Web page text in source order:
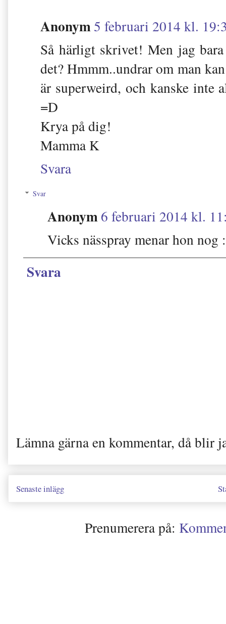
Anonym5 februari 2014 kl.
Så härligt skrivet! Men jag
det? Hmmm..undrar om man
är superweird, och kanske inte
=D
Krya på dig!
Mamma K
Svara
Svar
Anonym6 februari 2014 kl.
Vicks nässpray menar hon nog
Svara
Lämna gärna en kommentar, då blir
Senaste inlägg
Prenumerera på: